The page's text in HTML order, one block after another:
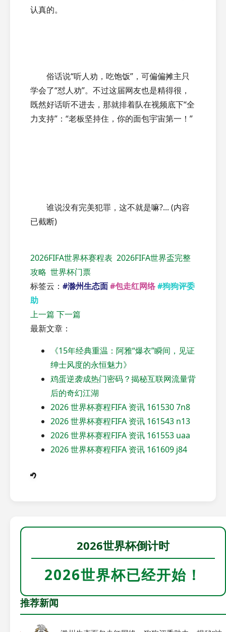
认真的。
俗话说“听人劝，吃饱饭”，可偏偏摊主只
学会了“怼人劝”。不过这届网友也是精得很，
既然好话听不进去，那就排着队在视频底下“全
力支持”：“老板坚持住，你的面包宇宙第一！”
谁说没有完美犯罪，这不就是嘛?... (内容
已截断)
2026FIFA世界杯赛程表 2026FIFA世界盃完整
攻略 世界杯门票
标签云： #滁州生态面#包走红网络#狗狗评委
助
上一篇 下一篇
最新文章：
《15年经典重温：阿雅“爆衣”瞬间，见证
绅士风度的永恒魅力》
鸡蛋逆袭成热门密码？揭秘互联网流量背
后的奇幻江湖
2026 世界杯赛程FIFA 资讯 161530 7n8
2026 世界杯赛程FIFA 资讯 161543 n13
2026 世界杯赛程FIFA 资讯 161553 uaa
2026 世界杯赛程FIFA 资讯 161609 j84
2026世界杯倒计时
2026世界杯已经开始！
推荐新闻